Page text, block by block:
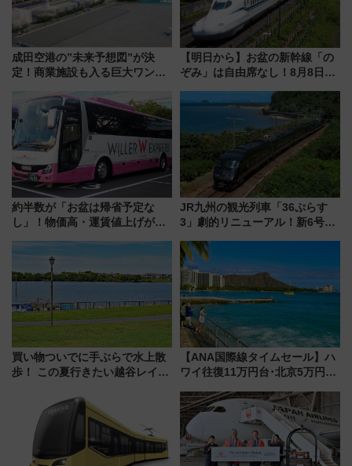
成田空港の”未来予想図”が決
定！商業施設も入る巨大ワンタ
で新型特急が品川･羽田とを結
ぶ！ JR空港駅は2面3線化！
【明日から】お盆の新幹線「の
ぞみ」は自由席なし！8月8日午
せば空きが見つかることも 混
雑避ける「空席」探しのコツ
約半数が「お盆は帰省予定な
し」！物価高・運賃値上げが財
りたいけど……【WILLER お盆
帰省動向調査】
JR九州の観光列車「36ぷらす
3」劇的リニューアル！新6号車
別 “プレミアムランチ”導入･ル
ートや価格など解説
買い物ついでに手ぶらで水上散
歩！ この夏行きたい越谷レイク
ア「LAKESIDE PARK」（埼玉
県越谷市）
【ANA国際線タイムセール】ハ
ワイ往復11万円台･北京5万円台
来春のGW旅行まで狙える激ア
ツ路線まとめ（8/10まで）